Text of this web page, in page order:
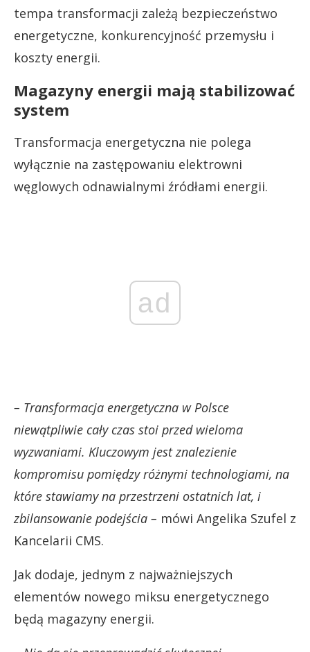
tempa transformacji zależą bezpieczeństwo
energetyczne, konkurencyjność przemysłu i
koszty energii.
Magazyny energii mają stabilizować
system
Transformacja energetyczna nie polega
wyłącznie na zastępowaniu elektrowni
węglowych odnawialnymi źródłami energii.
ad
– Transformacja energetyczna w Polsce
niewątpliwie cały czas stoi przed wieloma
wyzwaniami. Kluczowym jest znalezienie
kompromisu pomiędzy różnymi technologiami, na
które stawiamy na przestrzeni ostatnich lat, i
zbilansowanie podejścia – mówi Angelika Szufel z
Kancelarii CMS.
Jak dodaje, jednym z najważniejszych
elementów nowego miksu energetycznego
będą magazyny energii.